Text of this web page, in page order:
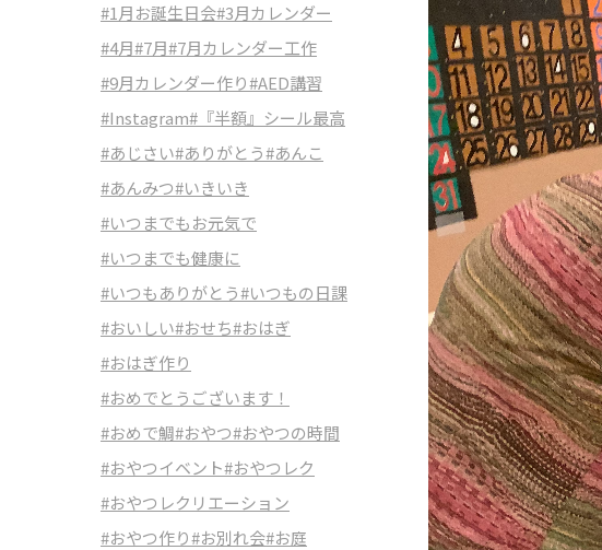
#1月お誕生日会#3月カレンダー
#4月#7月#7月カレンダー工作
#9月カレンダー作り#AED講習
#Instagram#『半額』シール最高
#あじさい#ありがとう#あんこ
#あんみつ#いきいき
#いつまでもお元気で
#いつまでも健康に
#いつもありがとう#いつもの日課
#おいしい#おせち#おはぎ
#おはぎ作り
#おめでとうございます！
#おめで鯛#おやつ#おやつの時間
#おやつイベント#おやつレク
#おやつレクリエーション
#おやつ作り#お別れ会#お庭